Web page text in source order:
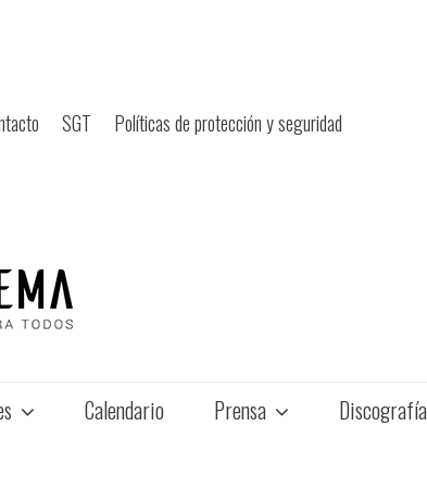
SGT Políticas de protección y seguridad
Calendario Prensa Discografía